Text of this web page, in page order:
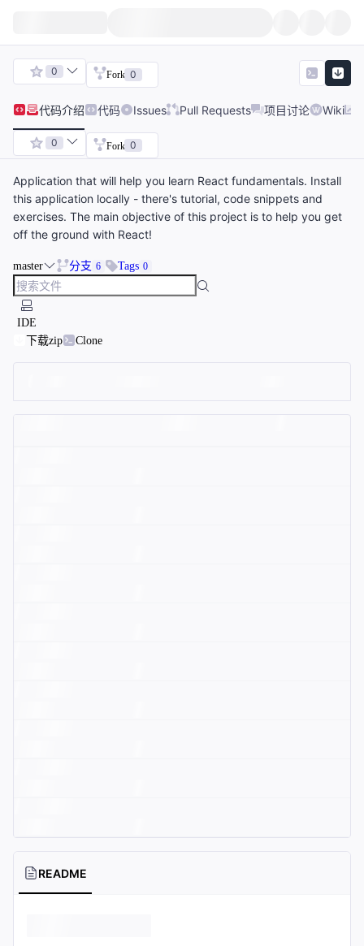
0 Fork 0
代码介绍 代码 Issues Pull Requests 项目讨论 Wiki
0 Fork 0
Application that will help you learn React fundamentals. Install
this application locally - there's tutorial, code snippets and
exercises. The main objective of this project is to help you get
off the ground with React!
master 分支 6 Tags 0
IDE
下载zip
Clone
README